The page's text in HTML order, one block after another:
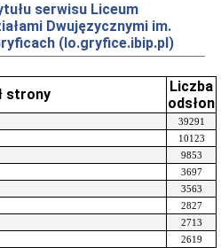
serwisu Liceum
Dwujęzycznymi im.
(lo.gryfice.ibip.pl)
strony
Liczba
odsłon
39291
10123
9853
3697
3563
2827
2713
2619